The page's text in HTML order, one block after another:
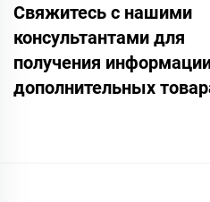
Свяжитесь с нашими
консультантами для
получения
дополнительных